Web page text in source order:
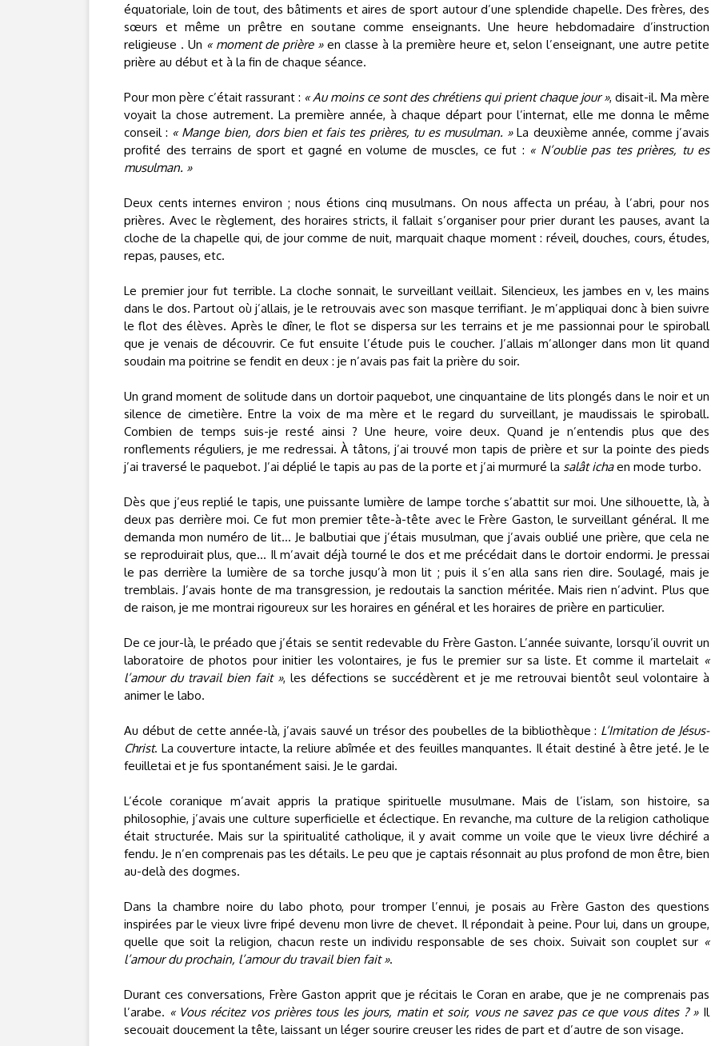
équatoriale, loin de tout, des bâtiments et aires de sport autour d’une splendide chapelle. Des frères, des
sœurs et même un prêtre en soutane comme enseignants. Une heure hebdomadaire d’instruction
religieuse . Un « moment de prière »en classe à la première heure et, selon l’enseignant, une autre petite
prière au début et à la fin de chaque séance.
Pour mon père c’était rassurant : « Au moins ce sont des chrétiens qui prient chaque jour », disait-il. Ma mère
voyait la chose autrement. La première année, à chaque départ pour l’internat, elle me donna le même
conseil : « Mange bien, dors bien et fais tes prières, tu es musulman. »La deuxième année, comme j’avais
profité des terrains de sport et gagné en volume de muscles, ce fut : « N’oublie pas tes prières, tu es
musulman. »
Deux cents internes environ ; nous étions cinq musulmans. On nous affecta un préau, à l’abri, pour nos
prières. Avec le règlement, des horaires stricts, il fallait s’organiser pour prier durant les pauses, avant la
cloche de la chapelle qui, de jour comme de nuit, marquait chaque moment : réveil, douches, cours, études,
repas, pauses, etc.
Le premier jour fut terrible. La cloche sonnait, le surveillant veillait. Silencieux, les jambes en v, les mains
dans le dos. Partout où j’allais, je le retrouvais avec son masque terrifiant. Je m’appliquai donc à bien suivre
le flot des élèves. Après le dîner, le flot se dispersa sur les terrains et je me passionnai pour le spiroball
que je venais de découvrir. Ce fut ensuite l’étude puis le coucher. J’allais m’allonger dans mon lit quand
soudain ma poitrine se fendit en deux : je n’avais pas fait la prière du soir.
Un grand moment de solitude dans un dortoir paquebot, une cinquantaine de lits plongés dans le noir et un
silence de cimetière. Entre la voix de ma mère et le regard du surveillant, je maudissais le spiroball.
Combien de temps suis-je resté ainsi ? Une heure, voire deux. Quand je n’entendis plus que des
ronflements réguliers, je me redressai. À tâtons, j’ai trouvé mon tapis de prière et sur la pointe des pieds
j’ai traversé le paquebot. J’ai déplié le tapis au pas de la porte et j’ai murmuré la salât ichaen mode turbo.
Dès que j’eus replié le tapis, une puissante lumière de lampe torche s’abattit sur moi. Une silhouette, là, à
deux pas derrière moi. Ce fut mon premier tête-à-tête avec le Frère Gaston, le surveillant général. Il me
demanda mon numéro de lit… Je balbutiai que j’étais musulman, que j’avais oublié une prière, que cela ne
se reproduirait plus, que... Il m’avait déjà tourné le dos et me précédait dans le dortoir endormi. Je pressai
le pas derrière la lumière de sa torche jusqu’à mon lit ; puis il s’en alla sans rien dire. Soulagé, mais je
tremblais. J’avais honte de ma transgression, je redoutais la sanction méritée. Mais rien n’advint. Plus que
de raison, je me montrai rigoureux sur les horaires en général et les horaires de prière en particulier.
De ce jour-là, le préado que j’étais se sentit redevable du Frère Gaston. L’année suivante, lorsqu’il ouvrit un
laboratoire de photos pour initier les volontaires, je fus le premier sur sa liste. Et comme il martelait «
l’amour du travail bien fait », les défections se succédèrent et je me retrouvai bientôt seul volontaire à
animer le labo.
Au début de cette année-là, j’avais sauvé un trésor des poubelles de la bibliothèque : L’Imitation de Jésus-
Christ. La couverture intacte, la reliure abîmée et des feuilles manquantes. Il était destiné à être jeté. Je le
feuilletai et je fus spontanément saisi. Je le gardai.
L’école coranique m’avait appris la pratique spirituelle musulmane. Mais de l’islam, son histoire, sa
philosophie, j’avais une culture superficielle et éclectique. En revanche, ma culture de la religion catholique
était structurée. Mais sur la spiritualité catholique, il y avait comme un voile que le vieux livre déchiré a
fendu. Je n’en comprenais pas les détails. Le peu que je captais résonnait au plus profond de mon être, bien
au-delà des dogmes.
Dans la chambre noire du labo photo, pour tromper l’ennui, je posais au Frère Gaston des questions
inspirées par le vieux livre fripé devenu mon livre de chevet. Il répondait à peine. Pour lui, dans un groupe,
quelle que soit la religion, chacun reste un individu responsable de ses choix. Suivait son couplet sur «
l’amour du prochain, l’amour du travail bien fait ».
Durant ces conversations, Frère Gaston apprit que je récitais le Coran en arabe, que je ne comprenais pas
l’arabe. « Vous récitez vos prières tous les jours, matin et soir, vous ne savez pas ce que vous dites ? »Il
secouait doucement la tête, laissant un léger sourire creuser les rides de part et d’autre de son visage.